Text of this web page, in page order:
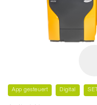
App gesteuert Digital SET